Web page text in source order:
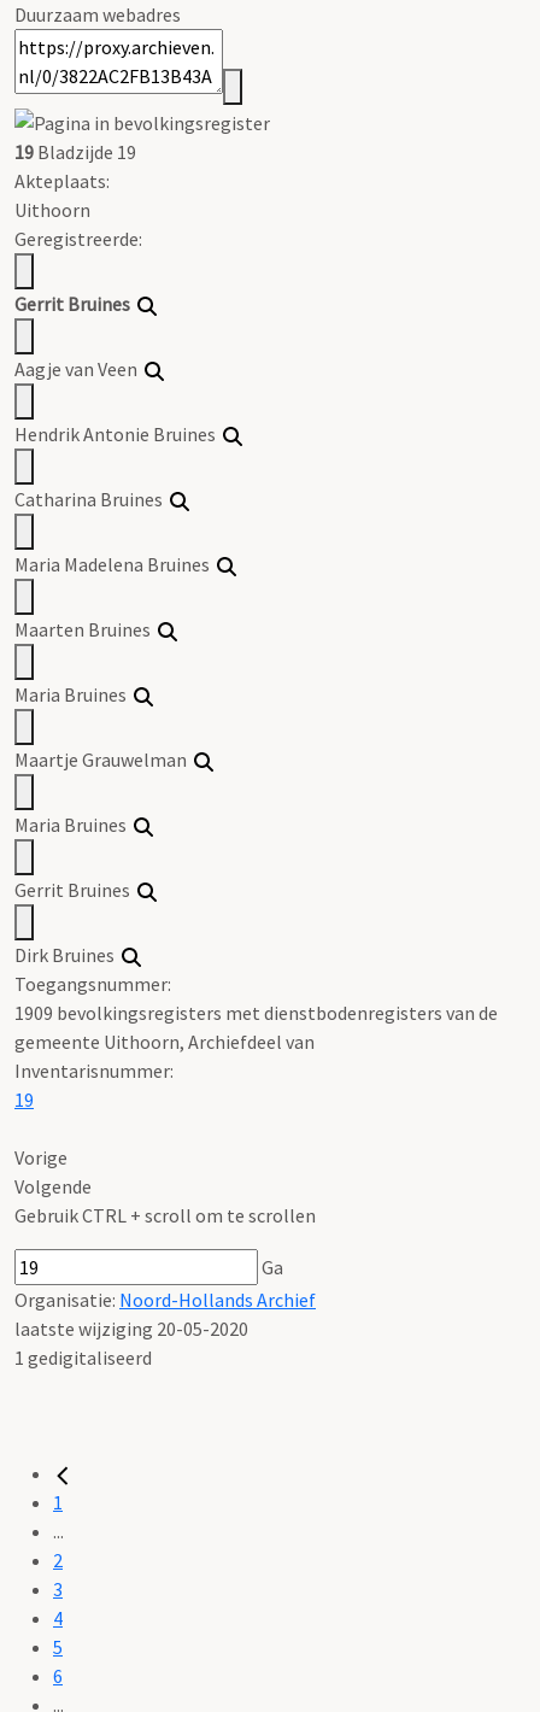
Duurzaam webadres
19 Bladzijde 19
Akteplaats:
Uithoorn
Geregistreerde:
Gerrit Bruines
Aagje van Veen
Hendrik Antonie Bruines
Catharina Bruines
Maria Madelena Bruines
Maarten Bruines
Maria Bruines
Maartje Grauwelman
Maria Bruines
Gerrit Bruines
Dirk Bruines
Toegangsnummer:
1909 bevolkingsregisters met dienstbodenregisters van de
gemeente Uithoorn, Archiefdeel van
Inventarisnummer:
19
Vorige
Volgende
Gebruik CTRL + scroll om te scrollen
Ga
Organisatie: Noord-Hollands Archief
laatste wijziging 20-05-2020
1 gedigitaliseerd
1
...
2
3
4
5
6
...